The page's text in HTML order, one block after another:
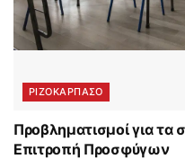
ΡΙΖΟΚΑΡΠΑΣΟ
Προβληματισμοί για τα
Επιτροπή Προσφύγων